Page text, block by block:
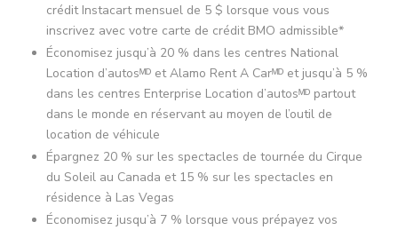
crédit Instacart mensuel de 5 $ lorsque vous vous
inscrivez avec votre carte de crédit BMO admissible*
Économisez jusqu’à 20 % dans les centres National
Location d’autosᴹᴰ et Alamo Rent A Carᴹᴰ et jusqu’à 5 %
dans les centres Enterprise Location d’autosᴹᴰ partout
dans le monde en réservant au moyen de l’outil de
location de véhicule
Épargnez 20 % sur les spectacles de tournée du Cirque
du Soleil au Canada et 15 % sur les spectacles en
résidence à Las Vegas
Économisez jusqu’à 7 % lorsque vous prépayez vos